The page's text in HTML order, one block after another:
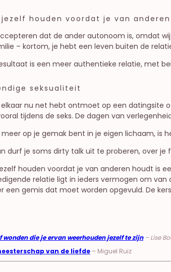
jezelf houden voordat je van
dat de ander autonoom is, omdat
– kortom, je hebt een leven buiten de
is een meer authentieke relatie, met
seksualiteit
nu net hebt ontmoet op een datingsite
tijdens de seks. De dagen van
meer op je gemak bent in je eigen lichaam, is
durf je soms dirty talk uit te proberen, over
houden voordat je van anderen houdt is
relatie ligt in ieders vermogen om
een gemis dat moet worden opgevuld. De
wonden die je ervan weerhouden jezelf te zijn– Lise
van de liefde – Miguel Ruiz